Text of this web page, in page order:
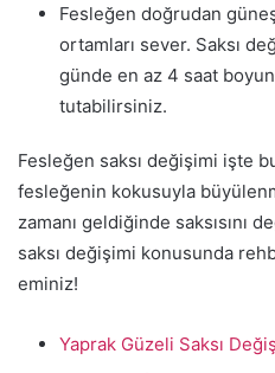
Fesleğen doğrudan güneş
ortamları sever. Saksı
günde en az 4 saat
tutabilirsiniz.
Fesleğen saksı değişimi işte
fesleğenin kokusuyla
zamanı geldiğinde saksısını
saksı değişimi konusunda
eminiz!
Yaprak Güzeli Saksı